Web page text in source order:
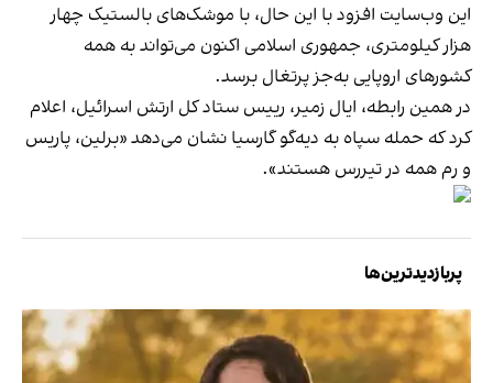
این وب‌سایت افزود با این حال، با موشک‌های بالستیک چهار
هزار کیلومتری، جمهوری اسلامی اکنون می‌تواند به همه
کشورهای اروپایی به‌جز پرتغال برسد.
در همین رابطه، ایال زمیر، رییس ستاد کل ارتش اسرائیل، اعلام
کرد که حمله سپاه به دیه‌گو گارسیا نشان می‌دهد «برلین، پاریس
و رم همه در تیررس هستند».
پربازدیدترین‌ها